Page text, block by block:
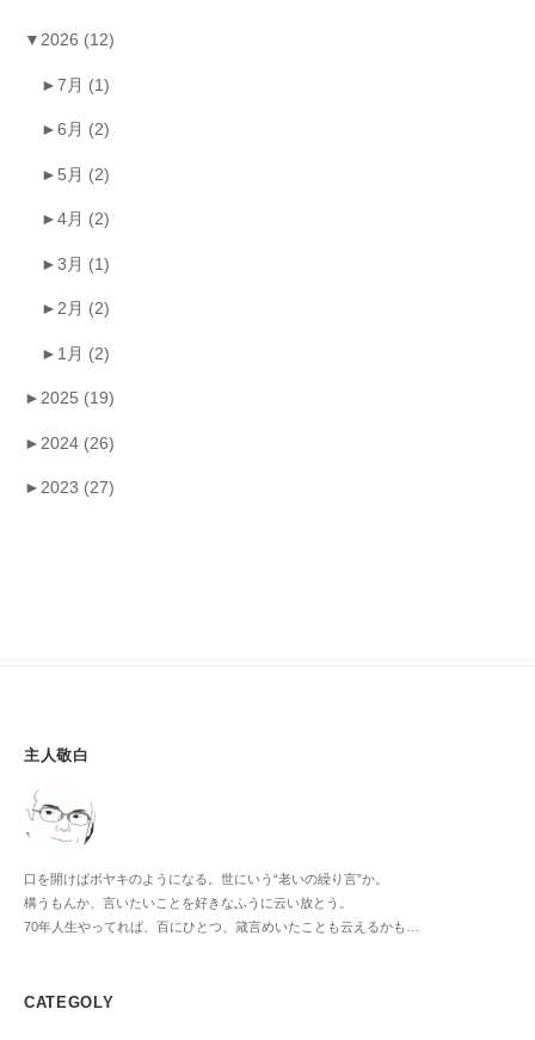
▼ 2026 (12)
► 7月 (1)
► 6月 (2)
► 5月 (2)
► 4月 (2)
► 3月 (1)
► 2月 (2)
► 1月 (2)
► 2025 (19)
► 2024 (26)
► 2023 (27)
主人敬白
口を開けばボヤキのようになる。世にいう“老いの繰り言”か。
構うもんか、言いたいことを好きなふうに云い放とう。
70年人生やってれば、百にひとつ、箴言めいたことも云えるかも…
CATEGOLY